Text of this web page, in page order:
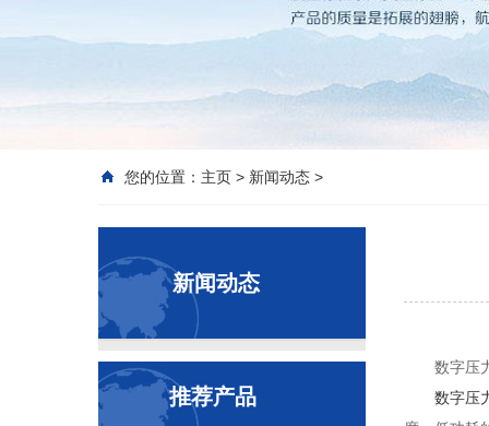
您的位置： 主页 > 新闻动态 >
新闻动态
推荐产品
数字压
数字压